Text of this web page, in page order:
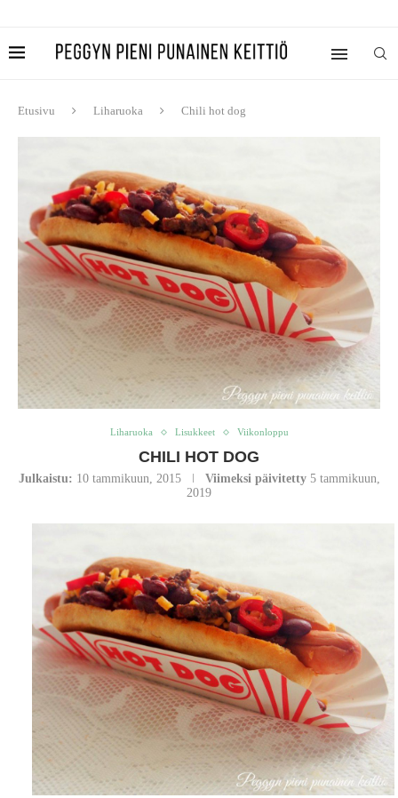
Etusivu Liharuoka Chili hot dog
Liharuoka Lisukkeet Viikonloppu
CHILI HOT DOG
Julkaistu: 10 tammikuun, 2015 Viimeksi päivitetty 5 tammikuun,
2019